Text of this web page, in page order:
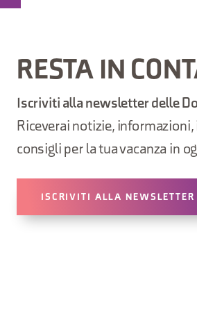
RESTA IN
Iscriviti alla newsletter delle
Riceverai notizie, informazioni,
consigli per la tua vacanza in
ISCRIVITI ALLA NEWSLETTER